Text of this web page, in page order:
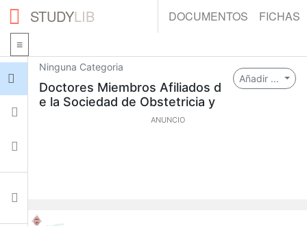
STUDYLIB DOCUMENTOS FICHAS
Añadir ...
Ninguna Categoria
Doctores Miembros Afiliados d
e la Sociedad de Obstetricia y
ANUNCIO